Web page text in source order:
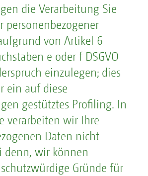
die Verarbeitung Sie
personenbezogener
von Artikel 6
e oder f DSGVO
einzulegen; dies
ein auf diese
gestütztes Profiling. In
verarbeiten wir Ihre
Daten nicht
denn, wir können
Gründe für